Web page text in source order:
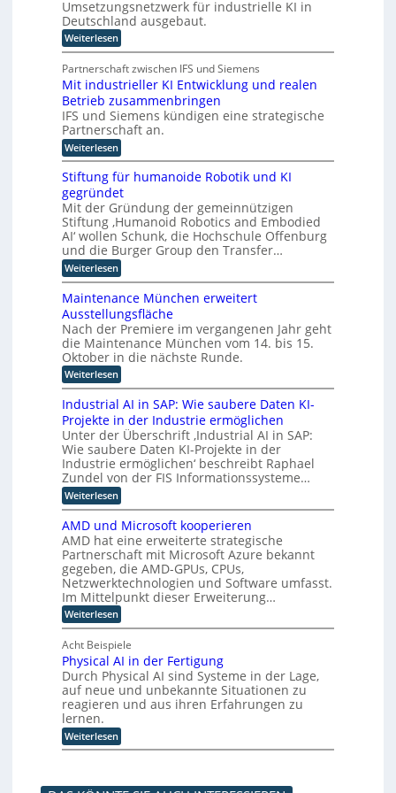
k
ü
n
s
t
l
i
c
h
e
r
I
n
t
e
l
l
i
g
e
n
z
z
u
o
p
t
i
m
i
e
r
e
n
L
o
g
i
s
t
i
k
p
r
z
s
i
n
d
e
r
D
A
C
H
-
I
n
d
u
s
t
r
e
z
u
i
s
t
e
n
t
t
a
t
t
k
l
a
s
s
i
s
c
h
e
Z
e
t
i
z
i
e
r
u
n
g
s
v
e
r
f
a
h
e
n
Umsetzungsnetzwerk für industrielle KI in
Deutschland ausgebaut.
Weiterlesen:
P
a
t
t
f
o
r
m
I
n
d
u
s
t
i
e
4
.
0
r
i
c
h
t
e
t
F
o
k
u
s
a
u
f
i
n
d
u
s
t
r
i
e
l
l
e
K
I
Partnerschaft zwischen IFS und Siemens
Mit industrieller KI Entwicklung und realen
Betrieb zusammenbringen
IFS und Siemens kündigen eine strategische
Partnerschaft an.
Weiterlesen:
M
i
t
i
n
d
u
s
t
r
i
e
l
l
e
r
K
I
E
n
t
w
i
k
l
u
n
g
n
d
r
e
a
l
e
n
B
e
t
r
i
e
b
u
s
a
Stiftung für humanoide Robotik und KI
gegründet
Mit der Gründung der gemeinnützigen
Stiftung ‚Humanoid Robotics and Embodied
AI‘ wollen Schunk, die Hochschule Offenburg
und die Burger Group den Transfer…
Weiterlesen:
S
i
f
u
n
g
f
ü
r
h
u
m
a
n
o
i
d
e
R
o
b
o
t
i
k
u
n
K
I
g
e
g
r
ü
n
d
Maintenance München erweitert
Ausstellungsfläche
Nach der Premiere im vergangenen Jahr geht
die Maintenance München vom 14. bis 15.
Oktober in die nächste Runde.
Weiterlesen:
M
a
i
n
t
e
n
a
n
c
e
M
ü
n
c
h
e
n
e
r
w
e
i
t
e
r
t
u
s
Industrial AI in SAP: Wie saubere Daten KI-
Projekte in der Industrie ermöglichen
Unter der Überschrift ‚Industrial AI in SAP:
Wie saubere Daten KI-Projekte in der
Industrie ermöglichen‘ beschreibt Raphael
Zundel von der FIS Informationssysteme…
Weiterlesen:
I
n
d
u
s
t
r
i
a
l
A
I
i
n
S
A
P
W
i
e
AMD und Microsoft kooperieren
AMD hat eine erweiterte strategische
Partnerschaft mit Microsoft Azure bekannt
gegeben, die AMD-GPUs, CPUs,
Netzwerktechnologien und Software umfasst.
Im Mittelpunkt dieser Erweiterung…
Weiterlesen:
A
M
D
u
n
d
M
i
c
r
o
f
Acht Beispiele
Physical AI in der Fertigung
Durch Physical AI sind Systeme in der Lage,
auf neue und unbekannte Situationen zu
reagieren und aus ihren Erfahrungen zu
lernen.
Weiterlesen:
P
s